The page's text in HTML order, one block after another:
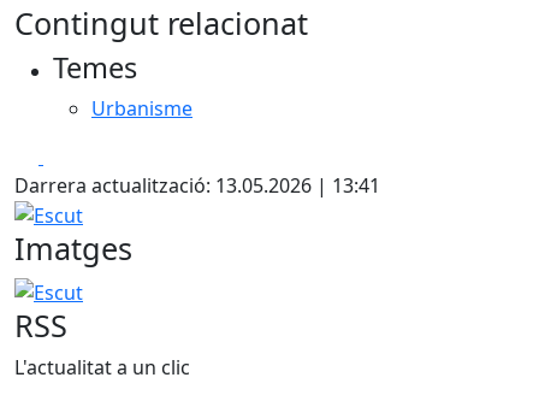
Contingut relacionat
Temes
Urbanisme
Darrera actualització: 13.05.2026 | 13:41
Escut
Imatges
Escut
RSS
L'actualitat a un clic